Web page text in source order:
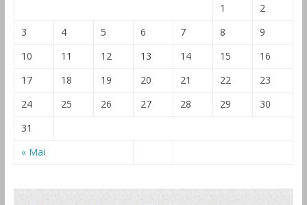
« Mai
1
2
3
4 5 6 7 8
9
10
11 12 13 14 15
16
17
18 19 20 21 22
23
24
25 26 27 28 29
30
31